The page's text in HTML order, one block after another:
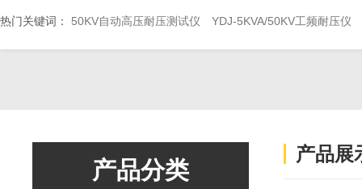
热门关键词： 50KV自动高压耐压测试仪 YDJ-5KVA/50KV工频耐压仪
产品分类
产品展